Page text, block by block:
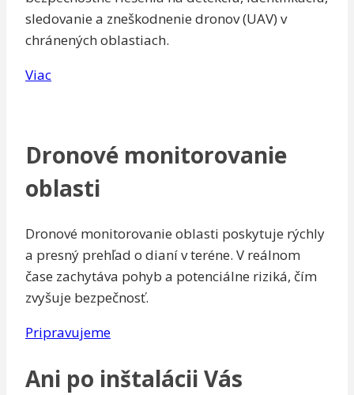
sledovanie a zneškodnenie dronov (UAV) v
chránených oblastiach.
Viac
Dronové monitorovanie
oblasti
Dronové monitorovanie oblasti poskytuje rýchly
a presný prehľad o dianí v teréne. V reálnom
čase zachytáva pohyb a potenciálne riziká, čím
zvyšuje bezpečnosť.
Pripravujeme
Ani po inštalácii Vás